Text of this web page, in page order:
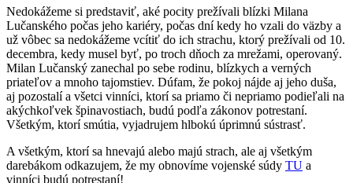
Nedokážeme si predstaviť, aké pocity prežívali blízki Milana
Lučanského počas jeho kariéry, počas dní kedy ho vzali do väzby a
už vôbec sa nedokážeme vcítiť do ich strachu, ktorý prežívali od 10.
decembra, kedy musel byť, po troch dňoch za mrežami, operovaný.
Milan Lučanský zanechal po sebe rodinu, blízkych a verných
priateľov a mnoho tajomstiev. Dúfam, že pokoj nájde aj jeho duša,
aj pozostalí a všetci vinníci, ktorí sa priamo či nepriamo podieľali na
akýchkoľvek špinavostiach, budú podľa zákonov potrestaní.
Všetkým, ktorí smútia, vyjadrujem hlbokú úprimnú sústrasť.
A všetkým, ktorí sa hnevajú alebo majú strach, ale aj všetkým
darebákom odkazujem, že my obnovíme vojenské súdy TU a
vinníci budú potrestaní!